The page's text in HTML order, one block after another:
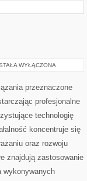
WYŁĄCZONA
przeznaczone
profesjonalne
technologię
koncentruje się
oraz rozwoju
znajdują zastosowanie
wykonywanych